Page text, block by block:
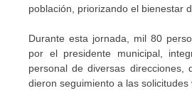
población, priorizando el bienestar
Durante esta jornada, mil 80
por el presidente municipal,
personal de diversas direcciones,
dieron seguimiento a las solicitudes